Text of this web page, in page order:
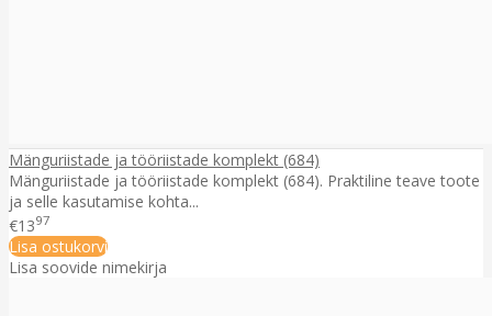
Mänguriistade ja tööriistade komplekt (684)
Mänguriistade ja tööriistade komplekt (684). Praktiline teave toote
ja selle kasutamise kohta...
€1397
Lisa ostukorvi
Lisa soovide nimekirja